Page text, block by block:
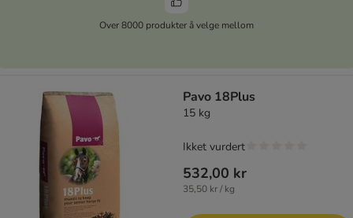
Over 8000 produkter å velge mellom
Pavo 18Plus
15 kg
532,00 kr
35,50 kr / kg
Ikket vurdert